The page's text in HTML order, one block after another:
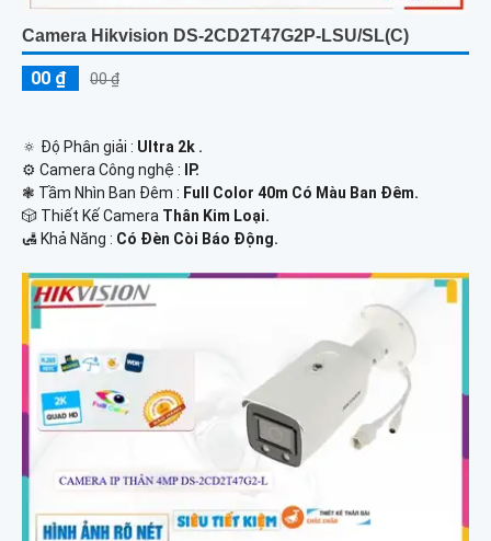
Camera Hikvision DS-2CD2T47G2P-LSU/SL(C)
00 ₫ 00 ₫
🔅 Độ Phân giải : Ultra 2k .
⚙ Camera Công nghệ :
IP.
❃ Tầm Nhìn Ban Đêm : Full Color 40m Có Màu Ban Đêm.
🎲 Thiết Kế Camera Thân Kim Loại.
️🛃 Khả Năng : Có Đèn Còi Báo Động.